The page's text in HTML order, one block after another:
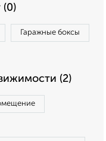
(0)
Гаражные боксы
(2)